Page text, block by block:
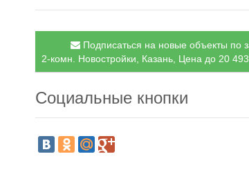
Подписаться на новые объекты по
2-комн. Новостройки, Казань, Цена до 20
Социальные кнопки